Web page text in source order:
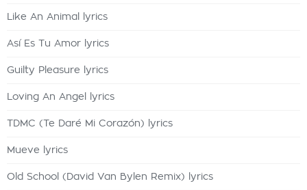
Like An Animal lyrics
Así Es Tu Amor lyrics
Guilty Pleasure lyrics
Loving An Angel lyrics
TDMC (Te Daré Mi Corazón) lyrics
Mueve lyrics
Old School (David Van Bylen Remix) lyrics